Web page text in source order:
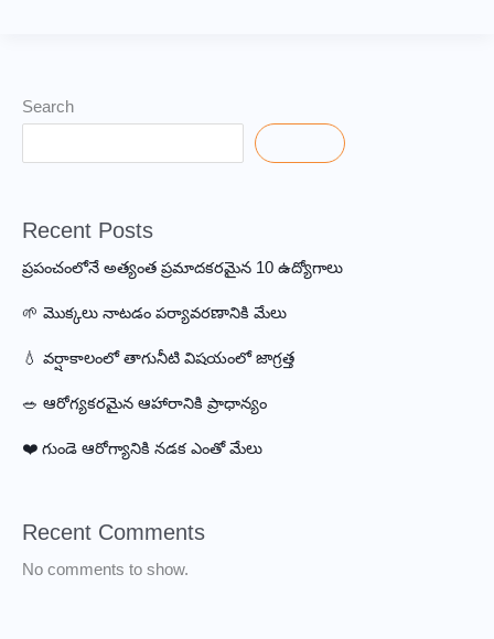
for
a
Clear
Search
Recent Posts
ప్రపంచంలోనే అత్యంత ప్రమాదకరమైన 10 ఉద్యోగాలు
🌱 మొక్కలు నాటడం పర్యావరణానికి మేలు
💧 వర్షాకాలంలో తాగునీటి విషయంలో జాగ్రత్త
🥗 ఆరోగ్యకరమైన ఆహారానికి ప్రాధాన్యం
❤️ గుండె ఆరోగ్యానికి నడక ఎంతో మేలు
Recent Comments
No comments to show.